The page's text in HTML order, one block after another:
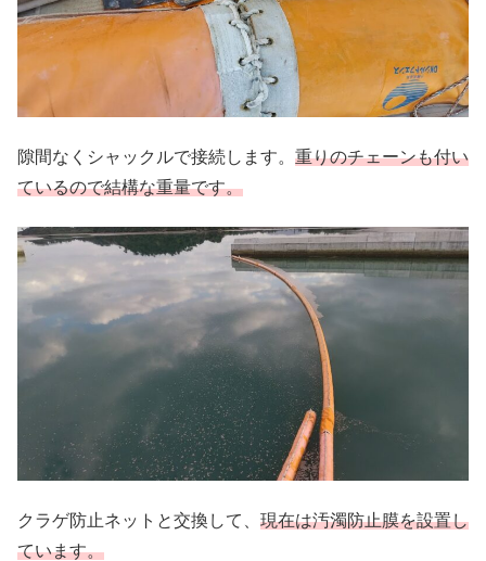
隙間なくシャックルで接続します。 重りのチェーンも付い
ているので結構な重量です。
クラゲ防止ネットと交換して、 現在は汚濁防止膜を設置し
ています。